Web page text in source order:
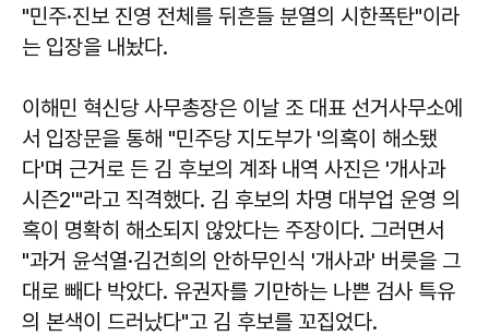
"민주·진보 진영 전체를 뒤흔들 분열의 시한폭탄"이라
는 입장을 내놨다.
이해민 혁신당 사무총장은 이날 조 대표 선거사무소에
서 입장문을 통해 "민주당 지도부가 '의혹이 해소됐
다'며 근거로 든 김 후보의 계좌 내역 사진은 '개사과
시즌2'"라고 직격했다. 김 후보의 차명 대부업 운영 의
혹이 명확히 해소되지 않았다는 주장이다. 그러면서
"과거 윤석열·김건희의 안하무인식 '개사과' 버릇을 그
대로 빼다 박았다. 유권자를 기만하는 나쁜 검사 특유
의 본색이 드러났다"고 김 후보를 꼬집었다.